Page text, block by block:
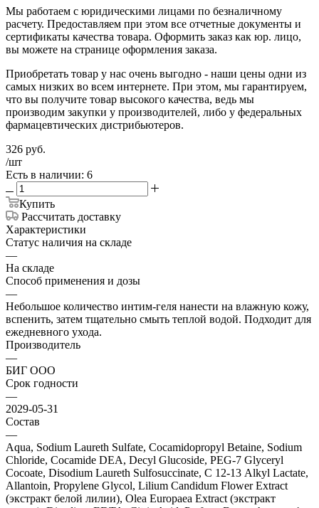
Мы работаем с юридическими лицами по безналичному
расчету. Предоставляем при этом все отчетные документы и
сертификаты качества товара. Оформить заказ как юр. лицо,
вы можете на странице оформления заказа.
Приобретать товар у нас очень выгодно - наши цены одни из
самых низких во всем интернете. При этом, мы гарантируем,
что вы получите товар высокого качества, ведь мы
производим закупки у производителей, либо у федеральных
фармацевтических дистрибьютеров.
326 руб.
/шт
Есть в наличии: 6
Купить
Рассчитать доставку
Характеристики
Статус наличия на складе
—
На складе
Способ применения и дозы
—
Небольшое количество интим-геля нанести на влажную кожу,
вспенить, затем тщательно смыть теплой водой. Подходит для
ежедневного ухода.
Производитель
—
БИГ ООО
Срок годности
—
2029-05-31
Состав
—
Aqua, Sodium Laureth Sulfate, Cocamidopropyl Betaine, Sodium
Chloride, Cocamide DEA, Decyl Glucoside, PEG-7 Glyceryl
Cocoate, Disodium Laureth Sulfosuccinate, С 12-13 Alkyl Lactate,
Allantoin, Propylene Glycol, Lilium Candidum Flower Extract
(экстракт белой лилии), Olea Europaea Еxtract (экстракт